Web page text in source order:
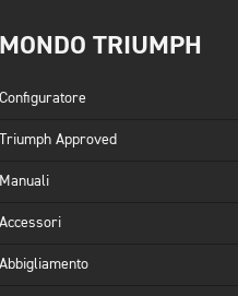
MONDO TRIUMPH
Configuratore
Triumph Approved
Manuali
Accessori
Abbigliamento